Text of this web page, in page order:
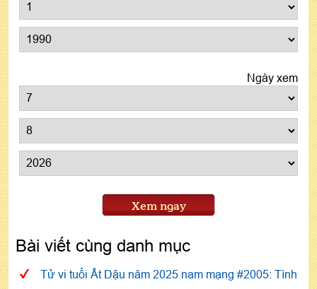
Ngày xem
Xem ngay
Bài viết cùng danh mục
Tử vi tuổi Ất Dậu năm 2025 nam mạng #2005: Tình